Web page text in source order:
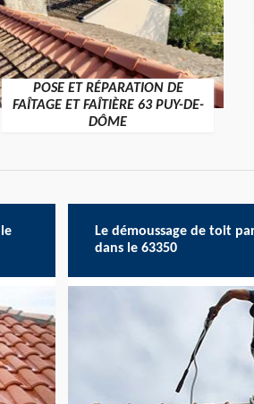
POSE ET RÉPARATION DE
FAÎTAGE ET FAÎTIÈRE 63 PUY-DE-
DÔME
Le démoussage de toit
dans le 63350